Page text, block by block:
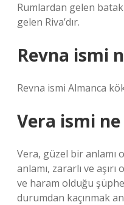
Rumlardan gelen
gelen Riva’dır.
Revna ismi
Revna ismi Almanca
Vera ismi
Vera, güzel bir anlamı
anlamı, zararlı ve
ve haram olduğu
durumdan kaçınmak